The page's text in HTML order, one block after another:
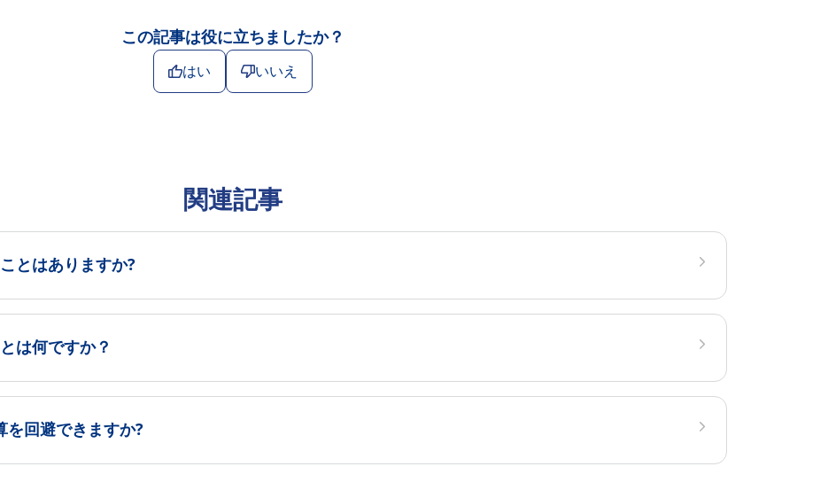
この記事は役に立ちましたか？
はい いいえ
関連記事
とはありますか?
は何ですか？
回避できますか?